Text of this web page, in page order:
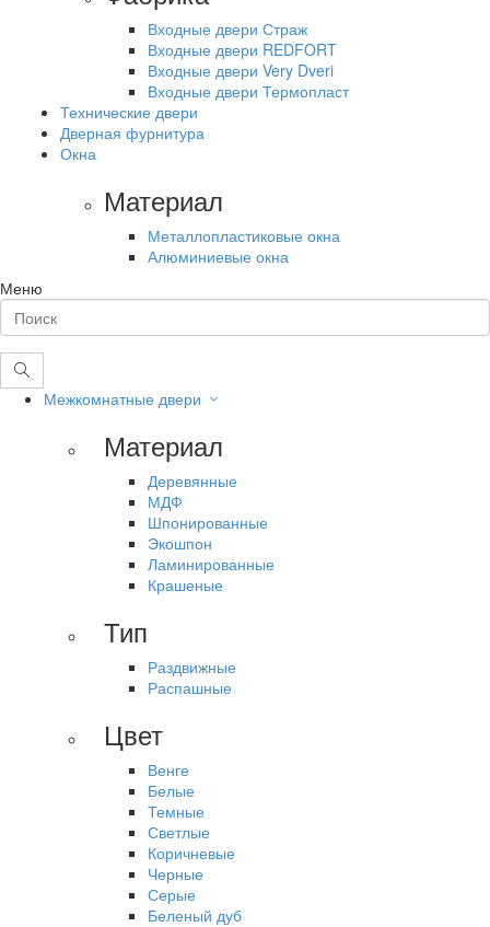
Входные двери Страж
Входные двери REDFORT
Входные двери Very Dveri
Входные двери Термопласт
Технические двери
Дверная фурнитура
Окна
Материал
Металлопластиковые окна
Алюминиевые окна
Меню
Межкомнатные двери
Материал
Деревянные
МДФ
Шпонированные
Экошпон
Ламинированные
Крашеные
Тип
Раздвижные
Распашные
Цвет
Венге
Белые
Темные
Светлые
Коричневые
Черные
Серые
Беленый дуб